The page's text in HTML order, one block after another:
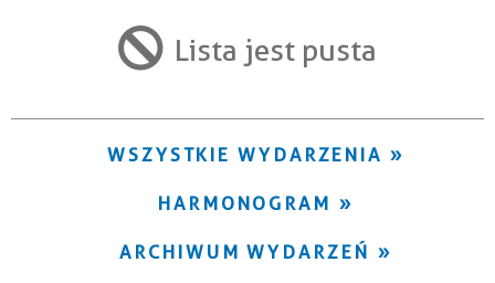
Trwające w zakresie Lista jest pusta
WSZYSTKIE WYDARZENIA
HARMONOGRAM
ARCHIWUM WYDARZEŃ